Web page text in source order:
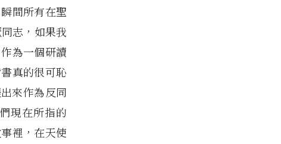
間所有在聖
志，如果我
為一個研讀
真的很可恥
來作為反同
現在所指的
裡，在天使